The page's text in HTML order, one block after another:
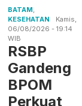
BATAM,
KESEHATAN
Kamis,
06/08/2026 - 19:14
WIB
RSBP
Gandeng
BPOM
Perkuat